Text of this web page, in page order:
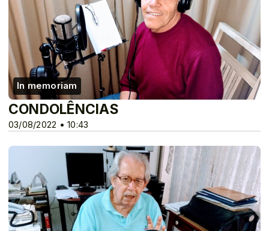
In memoriam
03/08/2022 • 10:43
CONDOLÊNCIAS